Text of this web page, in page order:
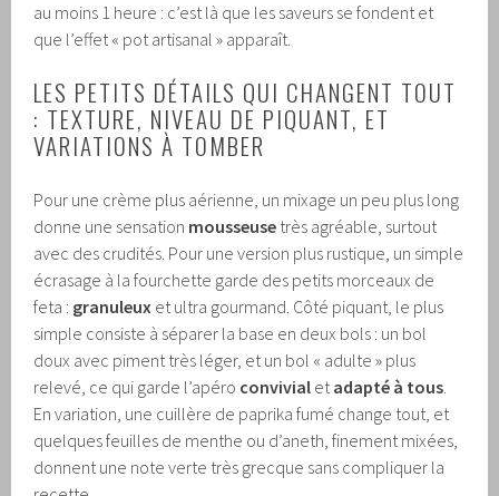
au moins 1 heure : c’est là que les saveurs se fondent et
que l’effet « pot artisanal » apparaît.
LES PETITS DÉTAILS QUI CHANGENT TOUT
: TEXTURE, NIVEAU DE PIQUANT, ET
VARIATIONS À TOMBER
Pour une crème plus aérienne, un mixage un peu plus long
donne une sensation mousseuse très agréable, surtout
avec des crudités. Pour une version plus rustique, un simple
écrasage à la fourchette garde des petits morceaux de
feta : granuleux et ultra gourmand. Côté piquant, le plus
simple consiste à séparer la base en deux bols : un bol
doux avec piment très léger, et un bol « adulte » plus
relevé, ce qui garde l’apéro convivial etadapté à tous.
En variation, une cuillère de paprika fumé change tout, et
quelques feuilles de menthe ou d’aneth, finement mixées,
donnent une note verte très grecque sans compliquer la